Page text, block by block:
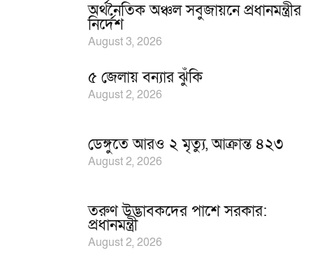
অর্থনৈতিক অঞ্চল সবুজায়নে প্রধানমন্ত্রীর
নির্দেশ
August 3, 2026
৫ জেলায় বন্যার ঝুঁকি
August 2, 2026
ডেঙ্গুতে আরও ২ মৃত্যু, আক্রান্ত ৪২৩
August 2, 2026
তরুণ উদ্ভাবকদের পাশে সরকার:
প্রধানমন্ত্রী
August 2, 2026